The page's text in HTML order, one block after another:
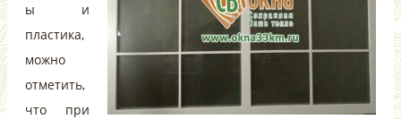
ы и
пластика,
можно
отметить,
что при